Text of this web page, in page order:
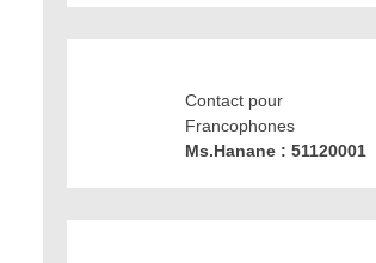
Contact pour
Francophones
Ms.Hanane : 51120001